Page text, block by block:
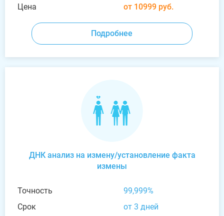
Цена
от 10999 руб.
Подробнее
ДНК анализ на измену/установление факта
измены
Точность
99,999%
Срок
от 3 дней